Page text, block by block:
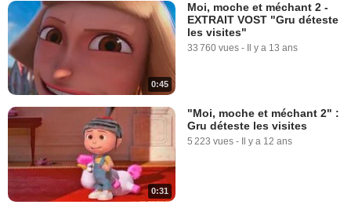
0:45
Moi, moche et méchant 2 -
EXTRAIT VOST "Gru déteste
les visites"
33 760 vues - Il y a 13 ans
0:31
"Moi, moche et méchant 2" :
Gru déteste les visites
5 223 vues - Il y a 12 ans